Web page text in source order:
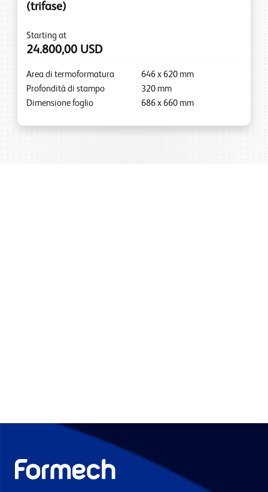
(trifase)
Starting at
24.800,00 USD
Area di termoformatura 646 x 620 mm
Profondità di stampo
320 mm
Dimensione foglio
686 x 660 mm